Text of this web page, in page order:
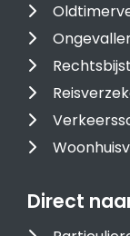
Direct